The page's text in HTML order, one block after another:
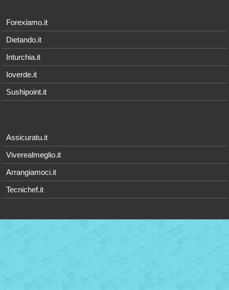
Forexiamo.it
Dietando.it
Inturchia.it
Ioverde.it
Sushipoint.it
Assicuratu.it
Viverealmeglio.it
Arrangiamoci.it
Tecnichef.it